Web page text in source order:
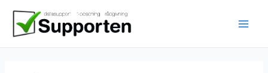
innehåll